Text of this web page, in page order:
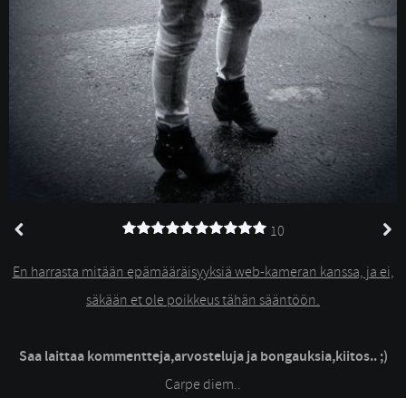
10
En harrasta mitään epämääräisyyksiä web-kameran kanssa, ja ei,
säkään et ole poikkeus tähän sääntöön.
Saa laittaa kommentteja,arvosteluja ja bongauksia,kiitos.. ;)
Carpe diem..